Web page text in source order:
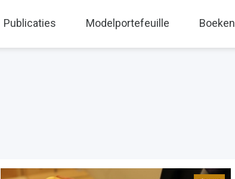
Publicaties Modelportefeuille Boeken